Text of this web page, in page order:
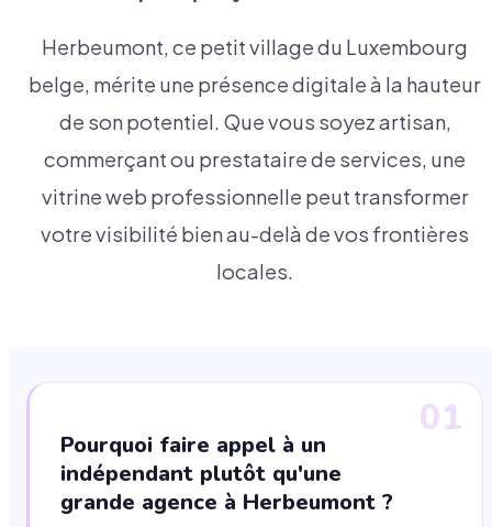
Herbeumont, ce petit village du Luxembourg
belge, mérite une présence digitale à la hauteur
de son potentiel. Que vous soyez artisan,
commerçant ou prestataire de services, une
vitrine web professionnelle peut transformer
votre visibilité bien au-delà de vos frontières
locales.
01
Pourquoi faire appel à un
indépendant plutôt qu'une
grande agence à Herbeumont ?